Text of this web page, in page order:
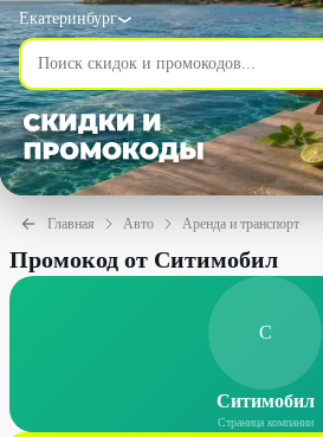
Екатеринбург
Главная Авто Аренда и транспорт
Промокод от Ситимобил
С
Ситимобил
Страница компании